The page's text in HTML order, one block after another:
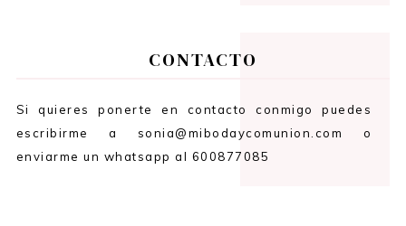
CONTACTO
Si quieres ponerte en contacto conmigo puedes
escribirme a sonia@mibodaycomunion.com o
enviarme un whatsapp al 600877085